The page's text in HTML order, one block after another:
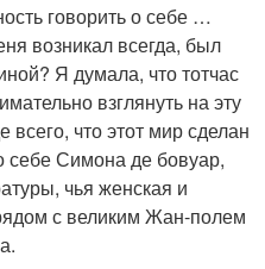
говорить о себе …
возникал всегда, был
Я думала, что тотчас
взглянуть на эту
что этот мир сделан
Симона де бовуар,
чья женская и
с великим Жан-полем